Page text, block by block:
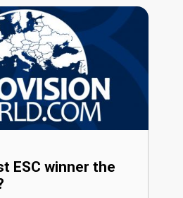
ESC winner the